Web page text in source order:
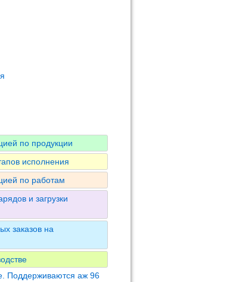
по продукции
исполнения
по работам
и загрузки
заказов на
Поддерживаются аж 96